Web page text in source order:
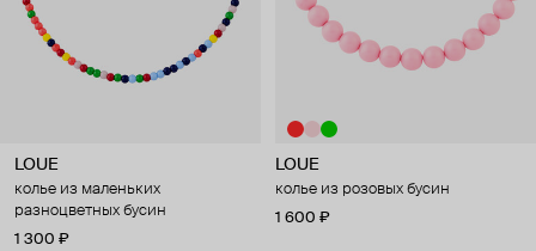
LOUE
колье из маленьких
разноцветных бусин
1 300 ₽
LOUE
колье из розовых бусин
1 600 ₽